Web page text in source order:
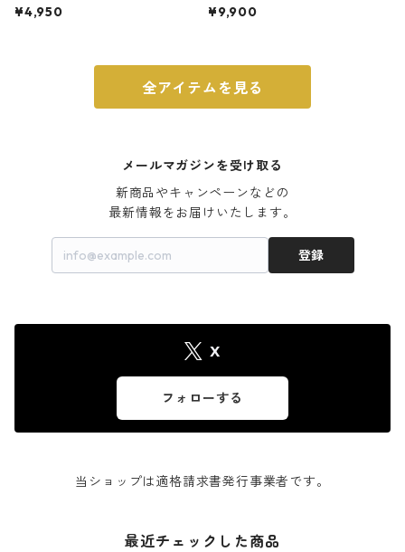
ト 3号 ブラック
¥4,950
m ガス火・IH対応 鉄フライパン
¥9,900
全アイテムを見る
メールマガジンを受け取る
新商品やキャンペーンなどの
最新情報をお届けいたします。
登録
X
フォローする
当ショップは適格請求書発行事業者です。
最近チェックした商品